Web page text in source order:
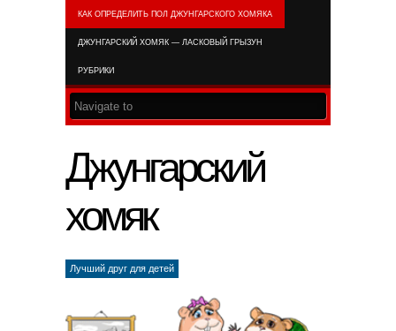
КАК ОПРЕДЕЛИТЬ ПОЛ ДЖУНГАРСКОГО ХОМЯКА
ДЖУНГАРСКИЙ ХОМЯК — ЛАСКОВЫЙ ГРЫЗУН
РУБРИКИ
Джунгарский
хомяк
Лучший друг для детей